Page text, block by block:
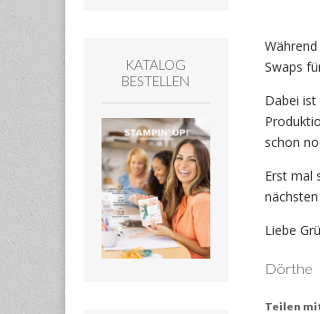
Swaps
Dabei
schon
Erst mal
Liebe
Dörthe
Teilen
KATALOG
BESTELLEN